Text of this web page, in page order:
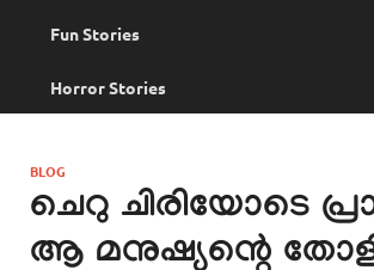
Fun Stories
Horror Stories
BLOG
ചെറു ചിരിയോടെ
ആ മനുഷ്യന്റെ